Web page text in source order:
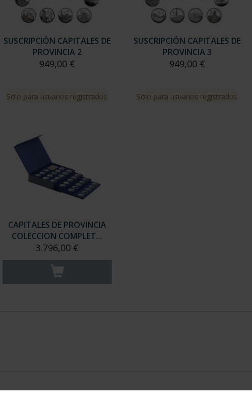
SUSCRIPCIÓN CAPITALES DE
PROVINCIA 2
949,00 €
Sólo para usuarios registrados
SUSCRIPCIÓN CAPITALES DE
PROVINCIA 3
949,00 €
Sólo para usuarios registrados
CAPITALES DE PROVINCIA
COLECCION COMPLET...
3.796,00 €